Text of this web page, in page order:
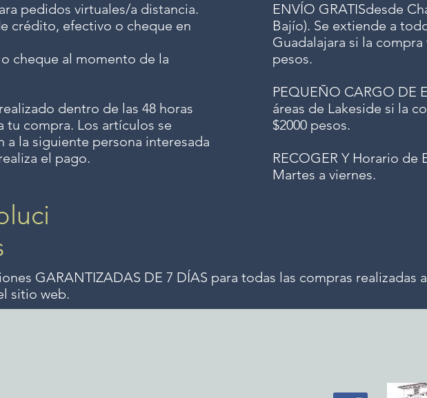
pedidos virtuales/a distancia.
crédito, efectivo o cheque en
cheque al momento de la
dentro de las 48 horas
tu compra. Los artículos se
a la siguiente persona interesada
el pago.
ENVÍO GRATISdesde
Bajío). Se extiende a
Guadalajara si la
pesos.
PEQUEÑO CARGO DE
áreas de Lakeside si la
$2000 pesos.
RECOGER Y Horario de
Martes a viernes.
GARANTIZADAS DE 7 DÍAS para todas las compras realizadas a
sitio web.